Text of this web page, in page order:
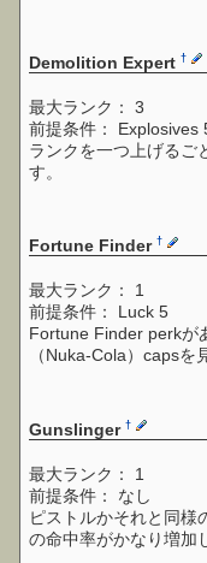
Demolition Expert†
最大ランク： 3
前提条件： Explosives
ランクを一つ上げるご
す。
Fortune Finder†
最大ランク： 1
前提条件： Luck 5
Fortune Finder perkが
（Nuka-Cola）capsを
Gunslinger†
最大ランク： 1
前提条件： なし
ピストルかそれと同様
の命中率がかなり増加